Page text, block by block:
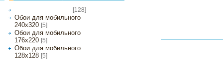
[128]
Обои для мобильного
240х320 [5]
Обои для мобильного
176х220 [5]
Обои для мобильного
128х128 [5]